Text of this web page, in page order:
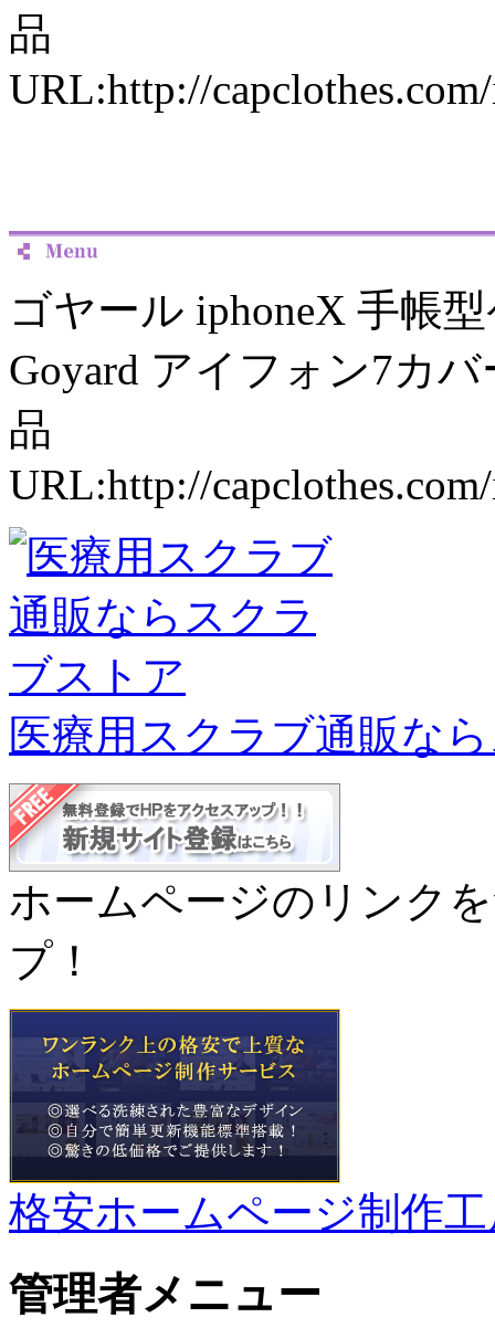
品
URL:http://
ゴヤール iphoneX 手帳
Goyard アイフォン7カ
品
URL:http://
医療用スクラブ通販な
ホームページのリンク
プ！
格安ホームページ制作
管理者メニュー